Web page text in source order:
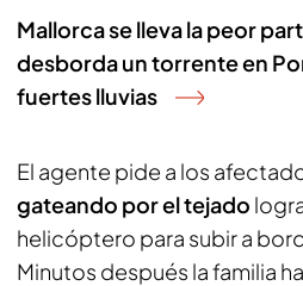
Mallorca se lleva la peor
desborda un torrente en
fuertes lluvias
El agente pide a los
gateando por el tejado
helicóptero para subir a
Minutos después la familia